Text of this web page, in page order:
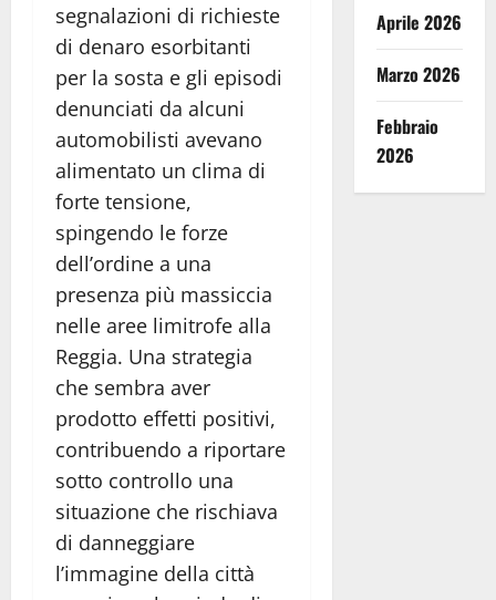
segnalazioni di richieste
di denaro esorbitanti
per la sosta e gli episodi
denunciati da alcuni
automobilisti avevano
alimentato un clima di
forte tensione,
spingendo le forze
dell’ordine a una
presenza più massiccia
nelle aree limitrofe alla
Reggia. Una strategia
che sembra aver
prodotto effetti positivi,
contribuendo a riportare
sotto controllo una
situazione che rischiava
di danneggiare
l’immagine della città
Aprile 2026
Marzo 2026
Febbraio
2026